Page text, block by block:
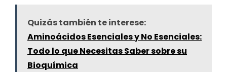
Quizás también te interese:
Aminoácidos Esenciales y No Esenciales:
Todo lo que Necesitas Saber sobre su
Bioquímica